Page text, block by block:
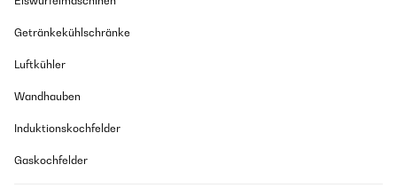
Getränkekühlschränke
Luftkühler
Wandhauben
Induktionskochfelder
Gaskochfelder